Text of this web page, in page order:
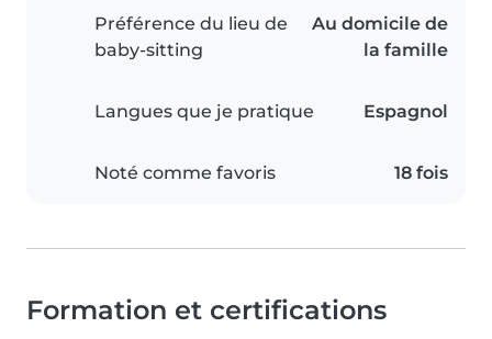
Préférence du lieu de
baby-sitting
Au domicile de
la famille
Langues que je pratique Espagnol
Noté comme favoris 18 fois
Formation et certifications